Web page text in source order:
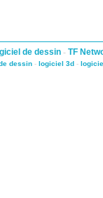
de dessin - TF
dessin- logiciel 3d-